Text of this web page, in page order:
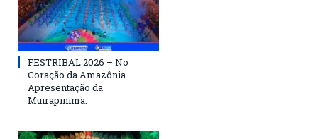
FESTRIBAL 2026 – No
Coração da Amazônia.
Apresentação da
Muirapinima.